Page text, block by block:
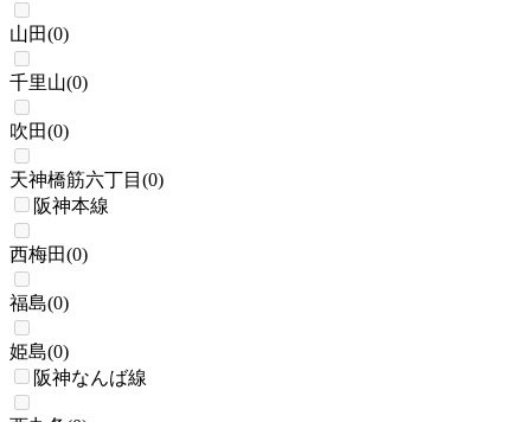
山田(0)
千里山(0)
吹田(0)
天神橋筋六丁目 (0)
阪神本線
西梅田(0)
福島(0)
姫島(0)
阪神なんば線